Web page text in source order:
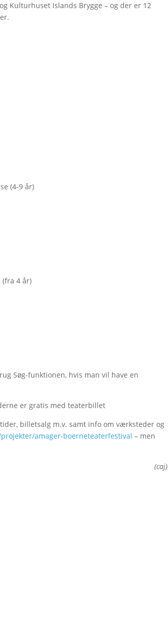
Kulturhuset Islands Brygge – og der er 12
(4-9 år)
(fra 4 år)
(fra 3 år)
Søg-funktionen, hvis man vil have en
er gratis med teaterbillet
billetsalg m.v. samt info om værksteder og
amager-boerneteaterfestival – men
(caj)